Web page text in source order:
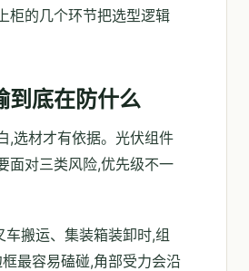
柜的几个环节把选型逻辑
到底在防什么
,选材才有依据。光伏组件
面对三类风险,优先级不一
车搬运、集装箱装卸时,组
最容易磕碰,角部受力会沿